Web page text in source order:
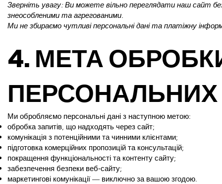
Зверніть увагу: Ви можете вільно переглядати наш сайт
знеособленими та агрегованими.
Ми не збираємо чутливі персональні дані та платіжну
4. МЕТА
Ми обробляємо персональні дані з наступною метою:
обробка запитів, що надходять через сайт;
комунікація з потенційними та чинними клієнтами;
підготовка комерційних пропозицій та консультацій;
покращення функціональності та контенту сайту;
забезпечення безпеки веб‑сайту;
маркетингові комунікації — виключно за вашою згодою.